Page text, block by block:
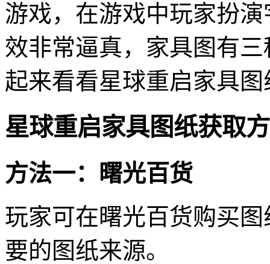
游戏，在游戏中玩家扮
效非常逼真，家具图有
起来看看星球重启家具
星球重启家具图纸获取
方法一：曙光百货
玩家可在曙光百货购买
要的图纸来源。